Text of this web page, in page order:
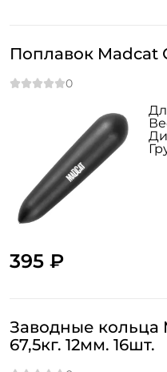
Поплавок Madcat
395 ₽
Заводные кольца
67,5кг. 12мм. 16шт.